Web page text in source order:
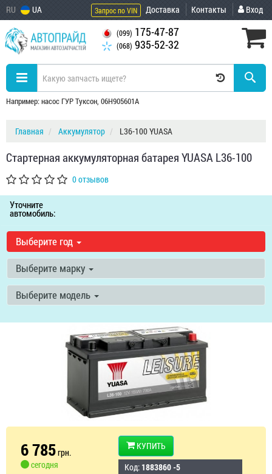
RU UA Запрос по VIN Доставка Контакты Вход
(099) 175-47-87
(068) 935-52-32
Например: насос ГУР Туксон, 06H905601A
Главная Аккумулятор L36-100 YUASA
Стартерная аккумуляторная батарея YUASA L36-100
0 отзывов
Уточните
автомобиль:
Выберите год
Выберите марку
Выберите модель
6 785грн.
сегодня
КУПИТЬ
Код: 1883860 -5